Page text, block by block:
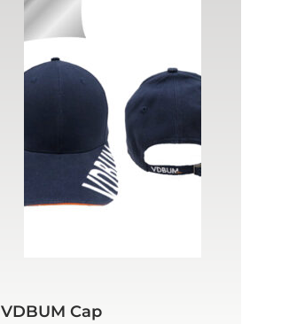
VDBUM Cap